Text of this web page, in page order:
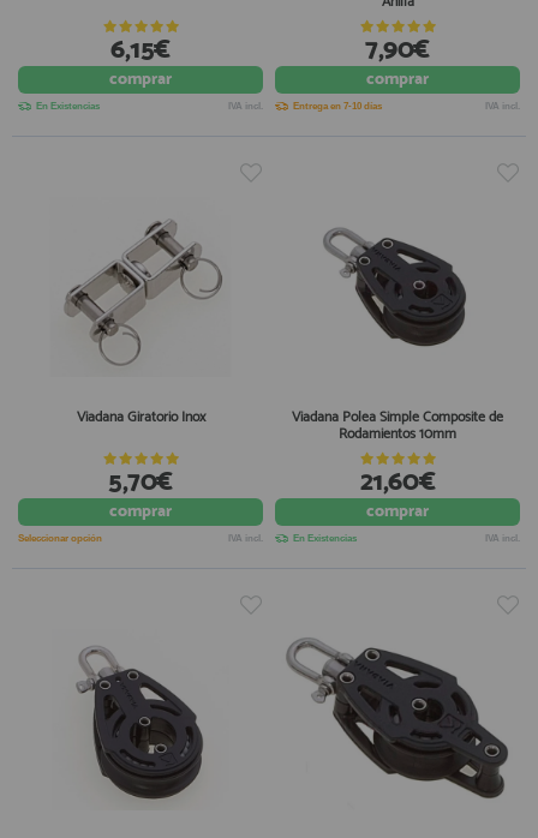
6,15€
comprar
En Existencias IVA incl.
7,90€
comprar
Entrega en 7-10 días IVA incl.
Viadana Giratorio Inox
5,70€
comprar
Seleccionar opción IVA incl.
Viadana Polea Simple Composite de
Rodamientos 10mm
21,60€
comprar
En Existencias IVA incl.